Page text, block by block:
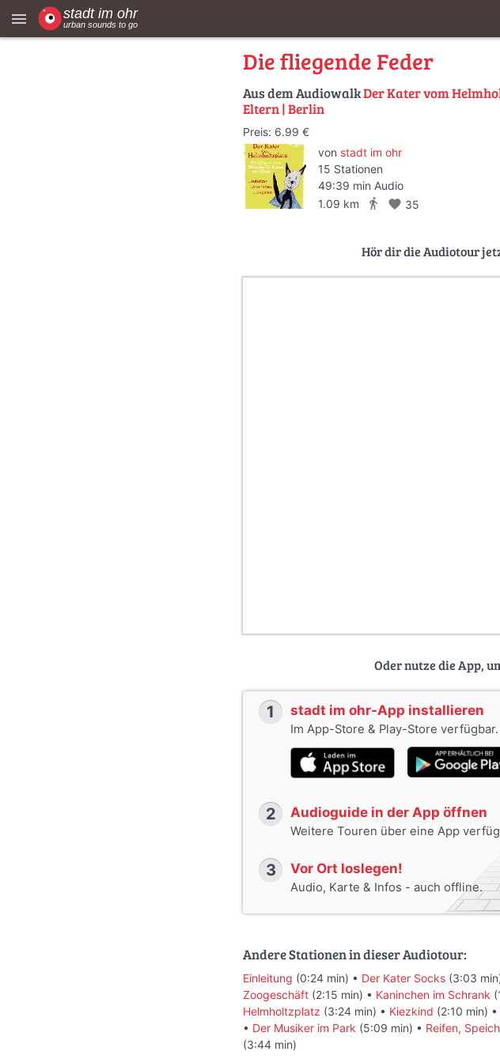
menu
Die fliegende Feder
Aus dem AudiowalkDer Kater vom
Eltern | Berlin
Preis: 6.99 €
von stadt im ohr
15 Stationen
49:39 min Audio
1.09 km
directions_walk favorite 35
Hör dir die Audiotour
Oder nutze die App,
1 stadt im ohr-App installieren
Im App-Store & Play-Store verfügbar.
2 Audioguide in der App öffnen
Weitere Touren über eine App
3 Vor Ort loslegen!
Audio, Karte & Infos - auch offline.
Andere Stationen in dieser Audiotour:
Einleitung (0:24 min) • Der Kater Socks (3:03
Zoogeschäft (2:15 min) • Kaninchen im Schrank
Helmholtzplatz (3:24 min) • Kiezkind (2:10 min) •
• Der Musiker im Park (5:09 min) • Reifen,
(3:44 min)